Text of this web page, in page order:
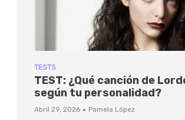
TESTS
TEST: ¿Qué canción de
según tu personalidad?
Abril 29, 2026 · Pamela López